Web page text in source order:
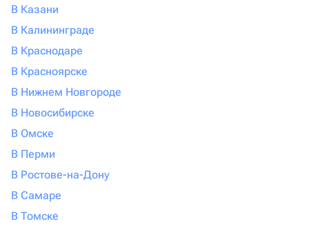
В Казани
В Калининграде
В Краснодаре
В Красноярске
В Нижнем Новгороде
В Новосибирске
В Омске
В Перми
В Ростове-на-Дону
В Самаре
В Томске